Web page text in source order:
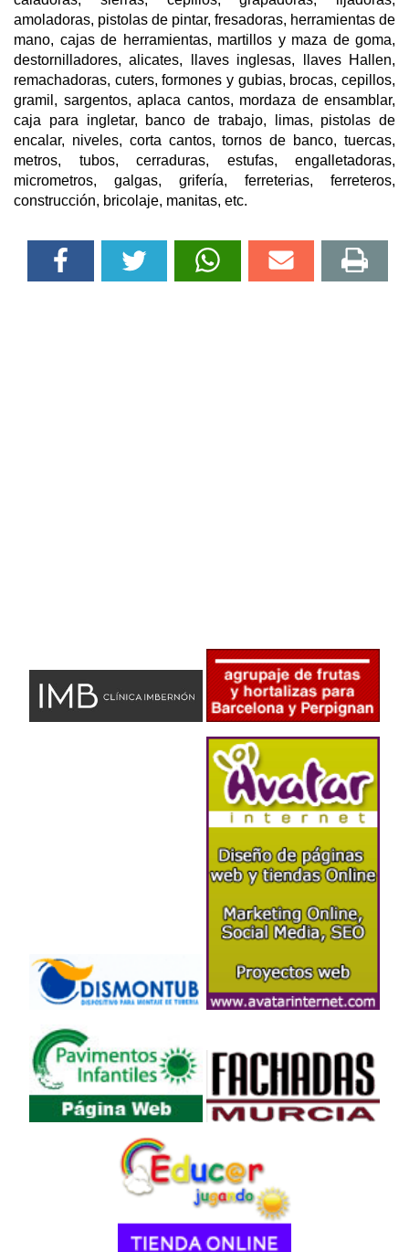
amoladoras, pistolas de pintar, fresadoras, herramientas de
mano, cajas de herramientas, martillos y maza de goma,
destornilladores, alicates, llaves inglesas, llaves Hallen,
remachadoras, cuters, formones y gubias, brocas, cepillos,
gramil, sargentos, aplaca cantos, mordaza de ensamblar,
caja para ingletar, banco de trabajo, limas, pistolas de
encalar, niveles, corta cantos, tornos de banco, tuercas,
metros, tubos, cerraduras, estufas, engalletadoras,
micrometros, galgas, grifería, ferreterias, ferreteros,
construcción, bricolaje, manitas, etc.